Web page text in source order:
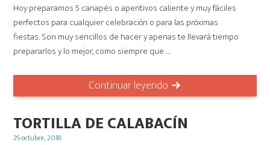
Hoy preparamos 5 canapés o aperitivos caliente y muy fáciles
perfectos para cualquier celebración o para las próximas
fiestas. Son muy sencillos de hacer y apenas te llevará tiempo
prepararlos y lo mejor, como siempre que …
Continuar leyendo
TORTILLA DE CALABACÍN
Posted
29 octubre, 2018